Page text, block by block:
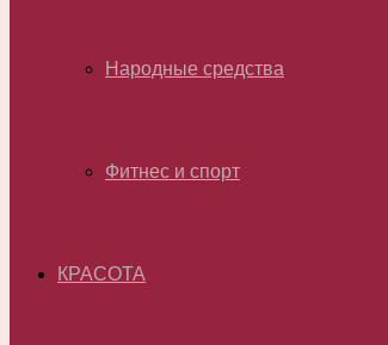
Народные средства
Фитнес и спорт
КРАСОТА